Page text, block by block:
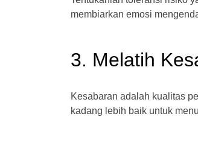
membiarkan emosi
3. Melatih
Kesabaran adalah kualitas
kadang lebih baik untuk